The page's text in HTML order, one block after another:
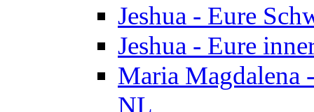
Jeshua - Eure
Jeshua - Eure
Maria Magdalena
NL